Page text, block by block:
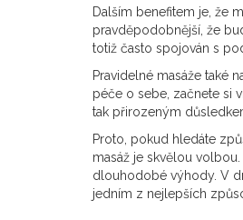
Dalším benefitem je, že
pravděpodobnější, že
totiž často spojován s
Pravidelné masáže také
péče o sebe, začnete si
tak přirozeným
Proto, pokud hledáte
masáž je skvělou
dlouhodobé výhody. V
jedním z nejlepších